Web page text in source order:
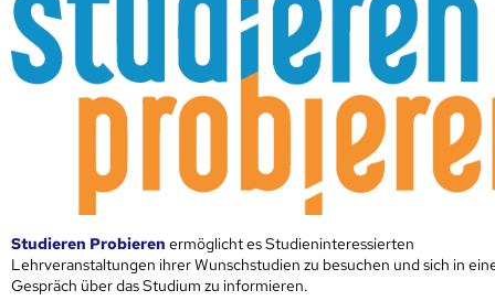
Studieren Probieren ermöglicht es Studieninteressierten
Lehrveranstaltungen ihrer Wunschstudien zu besuchen und sich in
Gespräch über das Studium zu informieren.